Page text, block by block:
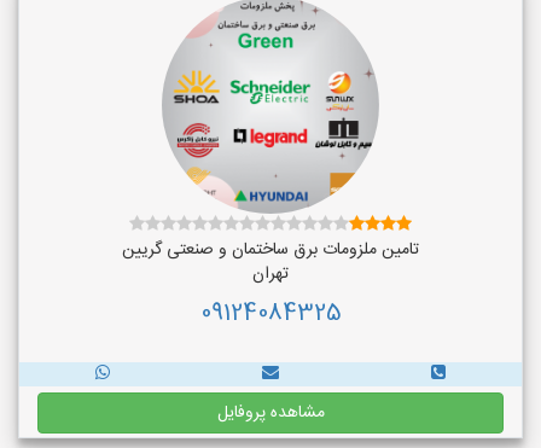
تامین ملزومات برق ساختمان و صنعتی گریین
تهران
09124084325
مشاهده پروفایل